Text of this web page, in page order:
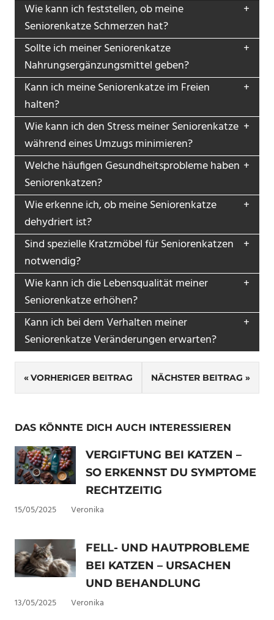
Wie kann ich feststellen, ob meine
Seniorenkatze Schmerzen hat?
Sollte ich meiner Seniorenkatze
Nahrungsergänzungsmittel geben?
Kann ich meine Seniorenkatze im Freien
halten?
Wie kann ich den Stress meiner Seniorenkatze
während eines Umzugs minimieren?
Welche häufigen Gesundheitsprobleme haben
Seniorenkatzen?
Wie erkenne ich, ob meine Seniorenkatze
dehydriert ist?
Sind spezielle Kratzmöbel für Seniorenkatzen
notwendig?
Wie kann ich die Lebensqualität meiner
Seniorenkatze erhöhen?
Kann ich bei dem Verhalten meiner
Seniorenkatze Veränderungen erwarten?
Beitragsnavigation
VORHERIGER BEITRAG NÄCHSTER BEITRAG
DAS KÖNNTE DICH AUCH INTERESSIEREN
VERGIFTUNG BEI KATZEN –
SO ERKENNST DU SYMPTOME
RECHTZEITIG
15/05/2025 Veronika
FELL- UND HAUTPROBLEME
BEI KATZEN – URSACHEN
UND BEHANDLUNG
13/05/2025 Veronika